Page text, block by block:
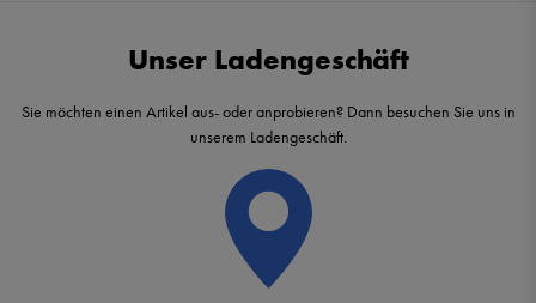
Unser Ladengeschäft
Sie möchten einen Artikel aus- oder anprobieren? Dann besuchen Sie uns in
unserem Ladengeschäft.